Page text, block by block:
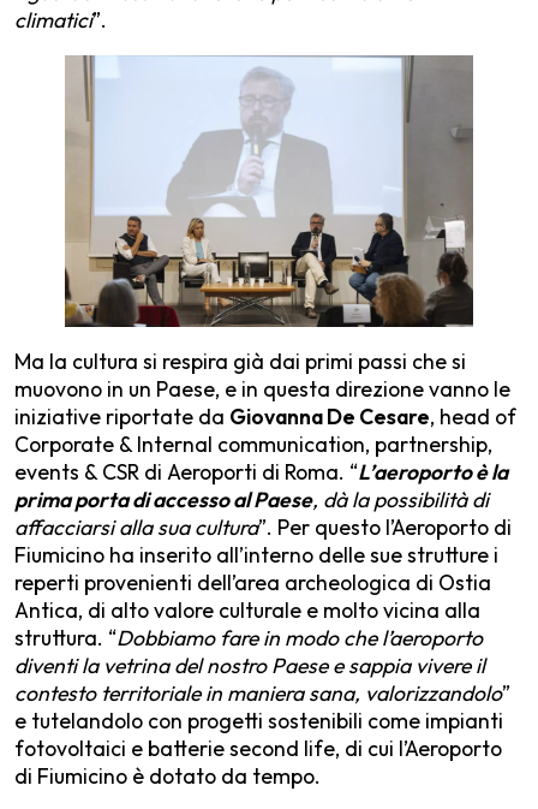
climatici”.
Ma la cultura si respira già dai primi passi che si
muovono in un Paese, e in questa direzione vanno le
iniziative riportate da Giovanna De Cesare, head of
Corporate & Internal communication, partnership,
events & CSR di Aeroporti di Roma. “L’aeroporto è la
prima porta di accesso al Paese, dà la possibilità di
affacciarsi alla sua cultura”. Per questo l’Aeroporto di
Fiumicino ha inserito all’interno delle sue strutture i
reperti provenienti dell’area archeologica di Ostia
Antica, di alto valore culturale e molto vicina alla
struttura. “Dobbiamo fare in modo che l’aeroporto
diventi la vetrina del nostro Paese e sappia vivere il
contesto territoriale in maniera sana, valorizzandolo”
e tutelandolo con progetti sostenibili come impianti
fotovoltaici e batterie second life, di cui l’Aeroporto
di Fiumicino è dotato da tempo.